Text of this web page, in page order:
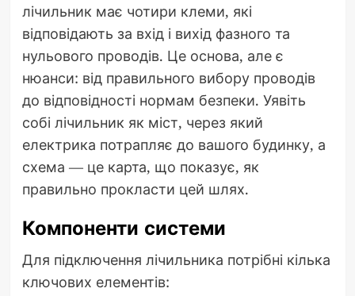
лічильник має чотири клеми, які
відповідають за вхід і вихід фазного та
нульового проводів. Це основа, але є
нюанси: від правильного вибору проводів
до відповідності нормам безпеки. Уявіть
собі лічильник як міст, через який
електрика потрапляє до вашого будинку, а
схема — це карта, що показує, як
правильно прокласти цей шлях.
Компоненти системи
Для підключення лічильника потрібні кілька
ключових елементів: